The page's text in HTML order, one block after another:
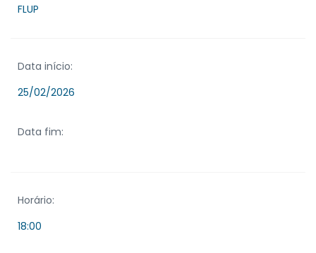
FLUP
Data início:
25/02/2026
Data fim:
Horário:
18:00